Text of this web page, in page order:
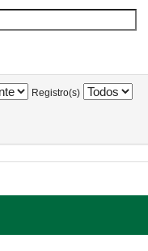
Registro(s)